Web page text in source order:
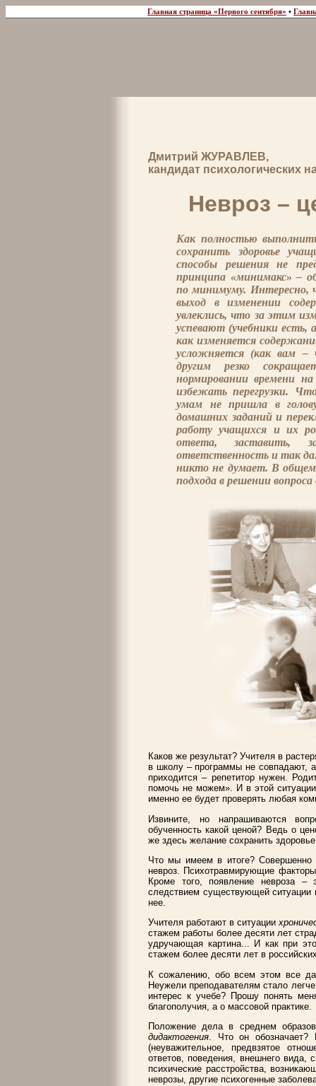
Главная страница «Первого сентября» •
Дмитрий ЖУРАВЛЕВ,
кандидат психологических
Невроз –
Как полностью
сохранить здоровье
способы решения не
принципа «минимакс» –
по минимуму. Интересно,
выход в изменении
увлеклись, что за этим
успевают (учебники
как изменяется
усложняется (как вам –
другим резко
нормировании времени
избежать перегрузки.
умам не пришла в
домашних заданий и
работу учащихся и их
ответа, заставить,
ответственность и так
никто не думает. В общем,
подхода в решении
Каков же результат? Учителя в
в школу – программы не совпадают,
приходится – репетитор нужен.
помочь не можем». И в этой
именно ее будет проверять любая
Извините, но напрашиваются
обученность какой ценой? Ведь о
же здесь желание сохранить
Что мы имеем в итоге? Совершенно
невроз. Психотравмирующие
Кроме того, появление невроза –
следствием существующей ситуации
нее.
Учителя работают в ситуации
стажем работы более десяти лет
удручающая картина... И как при
стажем более десяти лет в
К сожалению, обо всем этом все
Неужели преподавателям стало
интерес к учебе? Прошу понять
благополучия, а о массовой практике.
Положение дела в среднем
дидактогения. Что он обозначает?
(неуважительное, предвзятое
ответов, поведения, внешнего вида,
психические расстройства,
неврозы, другие психогенные